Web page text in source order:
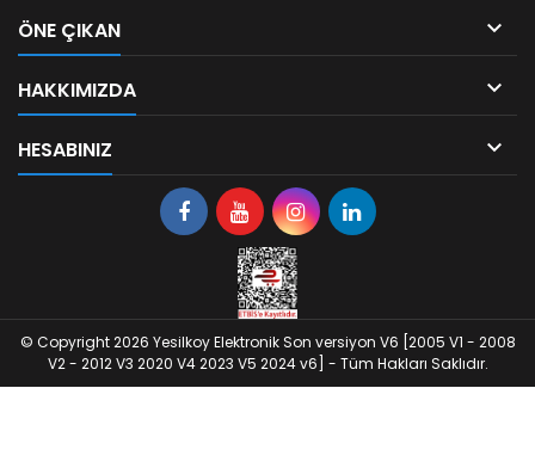
ÖNE ÇIKAN 
HAKKIMIZDA 
HESABINIZ 
© Copyright 2026 Yesilkoy Elektronik Son versiyon V6 [2005 V1 - 2008
V2 - 2012 V3 2020 V4 2023 V5 2024 v6] - Tüm Hakları Saklıdır.